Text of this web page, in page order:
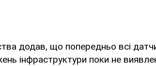
додав, що попередньо всі
інфраструктури поки не